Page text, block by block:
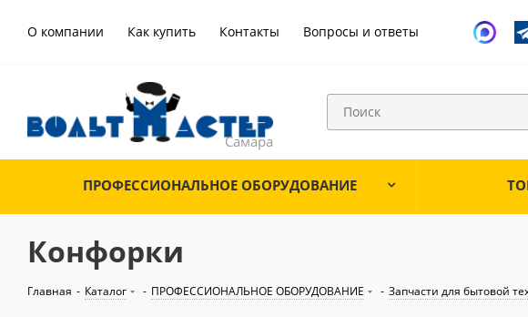
О компании Как купить Контакты Вопросы и ответы
ПРОФЕССИОНАЛЬНОЕ ОБОРУДОВАНИЕ
Конфорки
Главная - Каталог - ПРОФЕССИОНАЛЬНОЕ ОБОРУДОВАНИЕ - Запчасти для бытовой